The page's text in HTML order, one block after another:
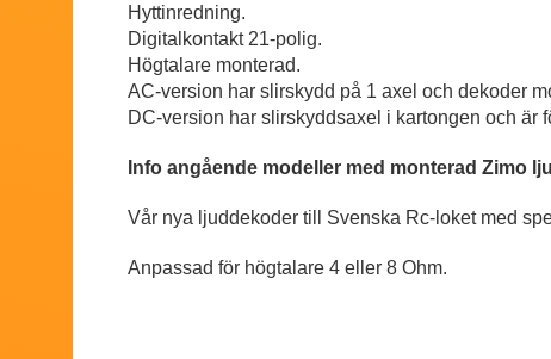
Hyttinredning.
Digitalkontakt 21-polig.
Högtalare monterad.
AC-version har slirskydd på 1 axel och dekoder
DC-version har slirskyddsaxel i kartongen och
Info angående modeller med monterad Zimo
Vår nya ljuddekoder till Svenska Rc-loket med
Anpassad för högtalare 4 eller 8 Ohm.